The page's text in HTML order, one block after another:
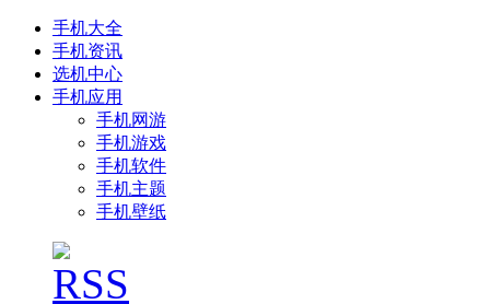
手机大全
手机资讯
选机中心
手机应用
手机网游
手机游戏
手机软件
手机主题
手机壁纸